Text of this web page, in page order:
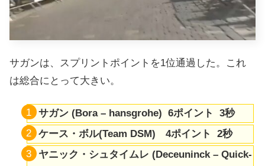
サガンは、スプリントポイントを1位通過した。これ
は総合にとって大きい。
サガン (Bora – hansgrohe) 6ポイント 3秒
ケース・ボル(Team DSM) 4ポイント 2秒
ヤニック・シュタイムレ (Deceuninck – Quick-